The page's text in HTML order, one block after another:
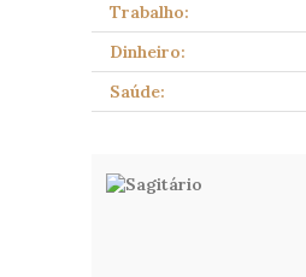
Trabalho:
Dinheiro:
Saúde: